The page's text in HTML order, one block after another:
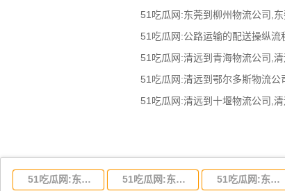
51吃瓜网:公路运输的配送操纵流
51吃瓜网:东莞到湖北省物流专线,东莞到湖北省物流公司 51吃瓜网:东莞到河南省物流专线,东莞到河南省物流公司 51吃瓜网:东莞到湖南省物流专线,东莞到湖南省物流公司